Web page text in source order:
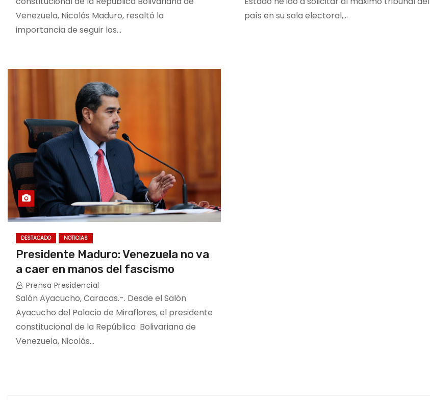
Venezuela, Nicolás Maduro, resaltó la
importancia de seguir los…
país en su sala electoral,…
DESTACADO NOTICIAS
Presidente Maduro: Venezuela no va
a caer en manos del fascismo
Prensa Presidencial
Salón Ayacucho, Caracas.-. Desde el Salón
Ayacucho del Palacio de Miraflores, el presidente
constitucional de la República Bolivariana de
Venezuela, Nicolás…